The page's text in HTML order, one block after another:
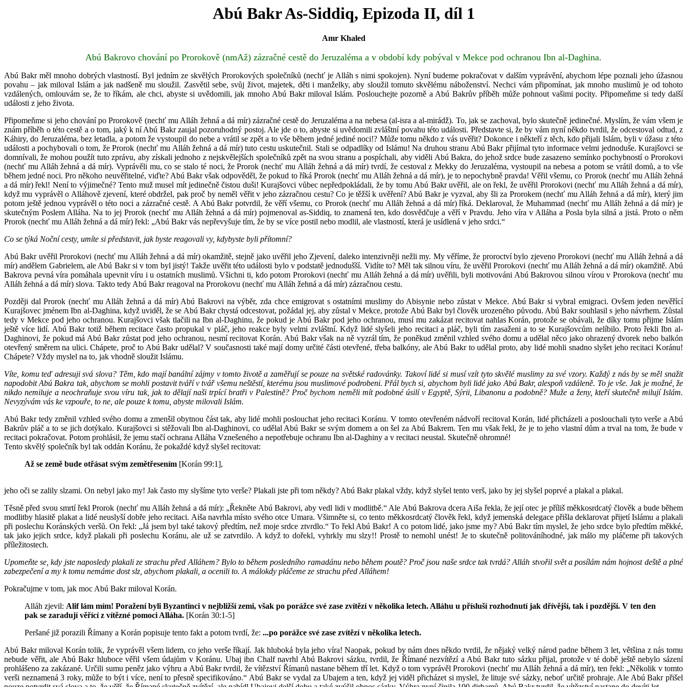
Abú Bakr As-Siddiq, Epizoda II, díl 1
Amr Khaled
Abú Bakrovo chování po Prorokově (nmAž) zázračné cestě do Jeruzaléma a v období kdy pobýval v Mekce pod ochranou Ibn al-Daghina.
Abú Bakr měl mnoho dobrých vlastností. Byl jedním ze skvělých Prorokových společníků (nechť je Alláh s nimi spokojen). Nyní budeme pokračovat v dalším vyprávění, abychom lépe poznali jeho úžasnou
povahu – jak miloval Islám a jak nadšeně mu sloužil. Zasvětil sebe, svůj život, majetek, děti i manželky, aby sloužil tomuto skvělému náboženství. Nechci vám připomínat, jak mnoho muslimů je od tohoto
vzdálených, omlouvám se, že to říkám, ale chci, abyste si uvědomili, jak mnoho Abú Bakr miloval Islám. Poslouchejte pozorně a Abú Bakrův příběh může pohnout vašimi pocity. Připomeňme si tedy další
události z jeho života.
Připomeňme si jeho chování po Prorokově (nechť mu Alláh žehná a dá mír) zázračné cestě do Jeruzaléma a na nebesa (al-isra a al-mirádž). To, jak se zachoval, bylo skutečně jedinečné. Myslím, že vám všem je
znám příběh o této cestě a o tom, jaký k ní Abú Bakr zaujal pozoruhodný postoj. Ale jde o to, abyste si uvědomili zvláštní povahu této události. Představte si, že by vám nyní někdo tvrdil, že odcestoval odtud, z
Káhiry, do Jeruzaléma, bez letadla, a potom že vystoupil do nebe a vrátil se zpět a to vše během jedné jediné noci!? Může tomu někdo z vás uvěřit? Dokonce i někteří z těch, kdo přijali Islám, byli v úžasu z této
události a pochybovali o tom, že Prorok (nechť mu Alláh žehná a dá mír) tuto cestu uskutečnil. Stali se odpadlíky od Islámu! Na druhou stranu Abú Bakr přijímal tyto informace velmi jednoduše. Kurajšovci se
domnívali, že mohou použít tuto zprávu, aby získali jednoho z nejskvělejších společníků zpět na svou stranu a pospíchali, aby viděli Abú Bakra, do jehož srdce bude zasazeno semínko pochybností o Prorokovi
(nechť mu Alláh žehná a dá mír). Vyprávěli mu, co se stalo té noci, že Prorok (nechť mu Alláh žehná a dá mír) tvrdí, že cestoval z Mekky do Jeruzaléma, vystoupil na nebesa a potom se vrátil domů, a to vše
během jedné noci. Pro někoho neuvěřitelné, viďte? Abú Bakr však odpověděl, že pokud to říká Prorok (nechť mu Alláh žehná a dá mír), je to nepochybně pravda! Věřil všemu, co Prorok (nechť mu Alláh žehná
a dá mír) řekl! Není to výjimečné? Tento muž musel mít jedinečně čistou duši! Kurajšovci vůbec nepředpokládali, že by tomu Abú Bakr uvěřil, ale on řekl, že uvěřil Prorokovi (nechť mu Alláh žehná a dá mír),
když mu vyprávěl o Alláhově zjevení, které obdržel, pak proč by neměl věřit v jeho zázračnou cestu? Co je těžší k uvěření? Abú Bakr je vyzval, aby šli za Prorokem (nechť mu Alláh žehná a dá mír), který jim
potom ještě jednou vyprávěl o této noci a zázračné cestě. A Abú Bakr potvrdil, že věří všemu, co Prorok (nechť mu Alláh žehná a dá mír) říká. Deklaroval, že Muhammad (nechť mu Alláh žehná a dá mír) je
skutečným Poslem Alláha. Na to jej Prorok (nechť mu Alláh žehná a dá mír) pojmenoval as-Siddiq, to znamená ten, kdo dosvědčuje a věří v Pravdu. Jeho víra v Alláha a Posla byla silná a jistá. Proto o něm
Prorok (nechť mu Alláh žehná a dá mír) řekl: „Abú Bakr vás nepřevyšuje tím, že by se více postil nebo modlil, ale vlastností, která je usídlená v jeho srdci.“
Co se týká Noční cesty, umíte si představit, jak byste reagovali vy, kdybyste byli přítomní?
Abú Bakr uvěřil Prorokovi (nechť mu Alláh žehná a dá mír) okamžitě, stejně jako uvěřil jeho Zjevení, daleko intenzivněji nežli my. My věříme, že proroctví bylo zjeveno Prorokovi (nechť mu Alláh žehná a dá
mír) andělem Gabrielem, ale Abú Bakr si v tom byl jistý! Takže uvěřit této události bylo v podstatě jednodušší. Vidíte to? Měl tak silnou víru, že uvěřil Prorokovi (nechť mu Alláh žehná a dá mír) okamžitě. Abú
Bakrova pevná víra pomáhala upevnit víru i u ostatních muslimů. Všichni ti, kdo potom Prorokovi (nechť mu Alláh žehná a dá mír) uvěřili, byli motivováni Abú Bakrovou silnou vírou v Prorokova (nechť mu
Alláh žehná a dá mír) slova. Takto tedy Abú Bakr reagoval na Prorokovu (nechť mu Alláh žehná a dá mír) zázračnou cestu.
Později dal Prorok (nechť mu Alláh žehná a dá mír) Abú Bakrovi na výběr, zda chce emigrovat s ostatními muslimy do Abisynie nebo zůstat v Mekce. Abú Bakr si vybral emigraci. Ovšem jeden nevěřící
Kurajšovec jménem Ibn al-Daghina, když uviděl, že se Abú Bakr chystá odcestovat, požádal jej, aby zůstal v Mekce, protože Abú Bakr byl člověk urozeného původu. Abú Bakr souhlasil s jeho návrhem. Zůstal
tedy v Mekce pod jeho ochranou. Kurajšovci však tlačili na Ibn al-Daghinu, že pokud je Abú Bakr pod jeho ochranou, musí mu zakázat recitovat nahlas Korán, protože se obávali, že díky tomu přijme Islám
ještě více lidí. Abú Bakr totiž během recitace často propukal v pláč, jeho reakce byly velmi zvláštní. Když lidé slyšeli jeho recitaci a pláč, byli tím zasaženi a to se Kurajšovcům nelíbilo. Proto řekli Ibn al-
Daghinovi, že pokud má Abú Bakr zůstat pod jeho ochranou, nesmí recitovat Korán. Abú Bakr však na ně vyzrál tím, že poněkud změnil vzhled svého domu a udělal něco jako ohrazený dvorek nebo balkón
otevřený směrem na ulici. Chápete, proč to Abú Bakr udělal? V současnosti také mají domy určité části otevřené, třeba balkóny, ale Abú Bakr to udělal proto, aby lidé mohli snadno slyšet jeho recitaci Koránu!
Chápete? Vždy myslel na to, jak vhodně sloužit Islámu.
Víte, komu teď adresuji svá slova? Těm, kdo mají banální zájmy v tomto životě a zaměřují se pouze na světské radovánky. Takoví lidé si musí vzít tyto skvělé muslimy za své vzory. Každý z nás by se měl snažit
napodobit Abú Bakra tak, abychom se mohli postavit tváří v tvář všemu neštěstí, kterému jsou muslimové podrobeni. Přál bych si, abychom byli lidé jako Abú Bakr, alespoň vzdáleně. To je vše. Jak je možné, že
nikdo nemiluje a neochraňuje svou víru tak, jak to dělají naši trpící bratři v Palestině? Proč bychom neměli mít podobné úsilí v Egyptě, Sýrii, Libanonu a podobně? Muže a ženy, kteří skutečně milují Islám.
Nevyzývám vás ke vzpouře, to ne, ale pouze k tomu, abyste milovali Islám.
Abú Bakr tedy změnil vzhled svého domu a zmenšil obytnou část tak, aby lidé mohli poslouchat jeho recitaci Koránu. V tomto otevřeném nádvoří recitoval Korán, lidé přicházeli a poslouchali tyto verše a Abú
Bakrův pláč a to se jich dotýkalo. Kurajšovci si stěžovali Ibn al-Daghinovi, co udělal Abú Bakr se svým domem a on šel za Abú Bakrem. Ten mu však řekl, že je to jeho vlastní dům a trval na tom, že bude v
recitaci pokračovat. Potom prohlásil, že jemu stačí ochrana Alláha Vznešeného a nepotřebuje ochranu Ibn al-Daghiny a v recitaci neustal. Skutečně ohromné!
Tento skvělý společník byl tak oddán Koránu, že pokaždé když slyšel recitovat:
Až se země bude otřásat svým zemětřesením [Korán 99:1],
jeho oči se zalily slzami. On nebyl jako my! Jak často my slyšíme tyto verše? Plakali jste při tom někdy? Abú Bakr plakal vždy, když slyšel tento verš, jako by jej slyšel poprvé a plakal a plakal.
Těsně před svou smrtí řekl Prorok (nechť mu Alláh žehná a dá mír): „Řekněte Abú Bakrovi, aby vedl lidi v modlitbě.“ Ale Abú Bakrova dcera Aiša řekla, že její otec je příliš měkkosrdcatý člověk a bude během
modlitby hlasitě plakat a lidé neuslyší dobře jeho recitaci. Aiša navrhla místo svého otce Umara. Všimněte si, co tento měkkosrdcatý člověk řekl, když jemenská delegace přišla deklarovat přijetí Islámu a plakali
při poslechu Koránských veršů. On řekl: „Já jsem byl také takový předtím, než moje srdce ztvrdlo.“ To řekl Abú Bakr! A co potom lidé, jako jsme my? Abú Bakr tím myslel, že jeho srdce bylo předtím měkké,
tak jako jejich srdce, když plakali při poslechu Koránu, ale už se zatvrdilo. A když to dořekl, vyhrkly mu slzy!! Prostě to nemohl unést! Je to skutečně politováníhodné, jak málo my pláčeme při takových
příležitostech.
Upomeňte se, kdy jste naposledy plakali ze strachu před Alláhem? Bylo to během posledního ramadánu nebo během poutě? Proč jsou naše srdce tak tvrdá? Alláh stvořil svět a posílám nám hojnost deště a plné
zabezpečení a my k tomu nemáme dost slz, abychom plakali, a ocenili to. A málokdy pláčeme ze strachu před Alláhem!
Pokračujme v tom, jak moc Abú Bakr miloval Korán.
Alláh zjevil: Alif lám mím! Poražení byli Byzantinci v nejbližší zemi, však po porážce své zase zvítězí v několika letech. Alláhu u přísluší rozhodnutí jak dřívější, tak i pozdější. V ten den
pak se zaradují věřící z vítězné pomoci Alláha. [Korán 30:1-5]
Peršané již porazili Římany a Korán popisuje tento fakt a potom tvrdí, že: ...po porážce své zase zvítězí v několika letech.
Abú Bakr miloval Korán tolik, že vyprávěl všem lidem, co jeho verše říkají. Jak hluboká byla jeho víra! Naopak, pokud by nám dnes někdo tvrdil, že nějaký velký národ padne během 3 let, většina z nás tomu
nebude věřit, ale Abú Bakr hluboce věřil všem údajům v Koránu. Ubaj ibn Chalf navrhl Abú Bakrovi sázku, tvrdil, že Římané nezvítězí a Abú Bakr tuto sázku přijal, protože v té době ještě nebylo sázení
prohlášeno za zakázané. Určili sumu peněz jako výhru a Abú Bakr tvrdil, že vítězství Římanů nastane během tří let. Když o tom vyprávěl Prorokovi (nechť mu Alláh žehná a dá mír), ten řekl: „Několik v tomto
verši neznamená 3 roky, může to být i více, není to přesně specifikováno.“ Abú Bakr se vydal za Ubajem a ten, když jej viděl přicházet si myslel, že lituje své sázky, neboť určitě prohraje. Ale Abú Bakr přišel